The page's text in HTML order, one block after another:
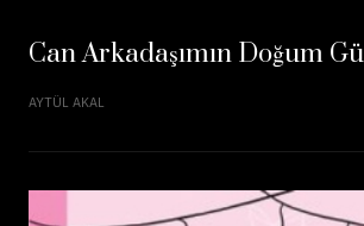
Can Arkadaşımın Doğum
AYTÜL AKAL